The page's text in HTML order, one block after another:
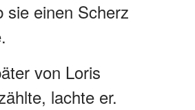
sie einen Scherz
von Loris
lachte er.